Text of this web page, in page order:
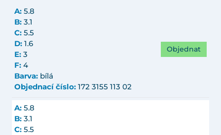
A: 5.8
B: 3.1
C: 5.5
D: 1.6
E: 3
F: 4
Barva: bílá
Objednací číslo: 172 3155 113 02
Objednat
A: 5.8
B: 3.1
C: 5.5